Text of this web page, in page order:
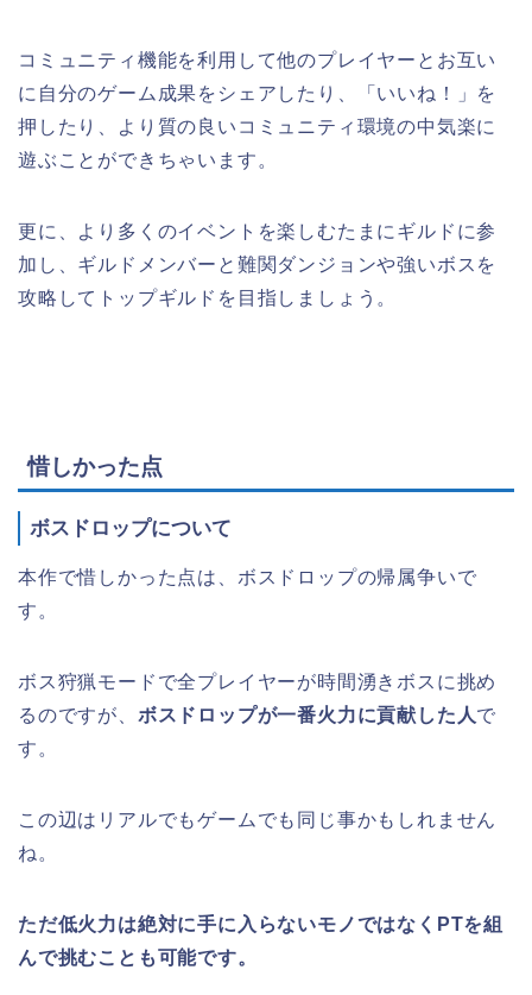
コミュニティ機能を利用して他のプレイヤーとお互い
に自分のゲーム成果をシェアしたり、「いいね！」を
押したり、より質の良いコミュニティ環境の中気楽に
遊ぶことができちゃいます。
更に、より多くのイベントを楽しむたまにギルドに参
加し、ギルドメンバーと難関ダンジョンや強いボスを
攻略してトップギルドを目指しましょう。
惜しかった点
ボスドロップについて
本作で惜しかった点は、ボスドロップの帰属争いで
す。
ボス狩猟モードで全プレイヤーが時間湧きボスに挑め
るのですが、 ボスドロップが一番火力に貢献した人で
す。
この辺はリアルでもゲームでも同じ事かもしれません
ね。
ただ低火力は絶対に手に入らないモノではなくPTを組
んで挑むことも可能です。